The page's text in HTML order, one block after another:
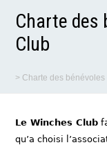
Charte des
Club
> Charte des
Le Winches Club
qu’a choisi